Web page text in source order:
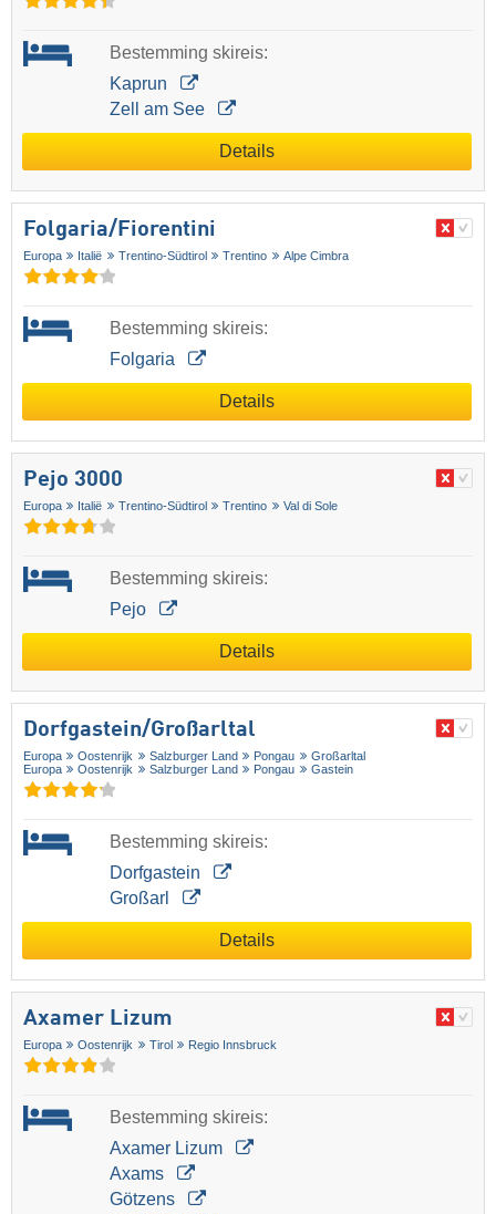
Bestemming skireis:
Kaprun
Zell am See
Details
Folgaria/​Fiorentini
Europa Italië Trentino-Südtirol Trentino Alpe Cimbra
Bestemming skireis:
Folgaria
Details
Pejo 3000
Europa Italië Trentino-Südtirol Trentino Val di Sole
Bestemming skireis:
Pejo
Details
Dorfgastein/​Großarltal
Europa Oostenrijk Salzburger Land Pongau
Großarltal
Europa
Oostenrijk Salzburger Land Pongau Gastein
Bestemming skireis:
Dorfgastein
Großarl
Details
Axamer Lizum
Europa Oostenrijk Tirol Regio Innsbruck
Bestemming skireis:
Axamer Lizum
Axams
Götzens